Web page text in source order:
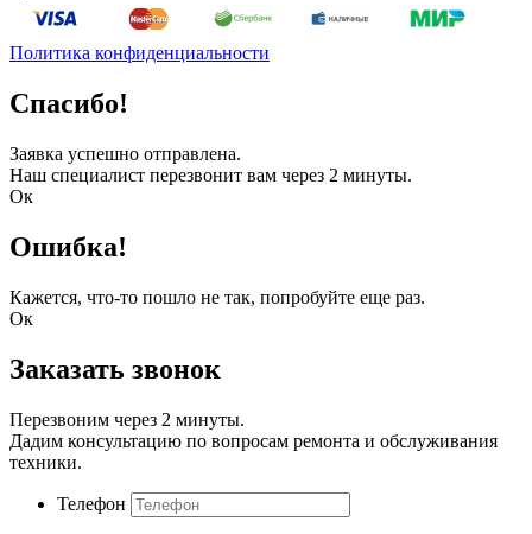
Политика конфиденциальности
Спасибо!
Заявка успешно отправлена.
Наш специалист перезвонит вам через 2 минуты.
Ок
Ошибка!
Кажется, что-то пошло не так, попробуйте еще раз.
Ок
Заказать звонок
Перезвоним через 2 минуты.
Дадим консультацию по вопросам ремонта и обслуживания
техники.
Телефон